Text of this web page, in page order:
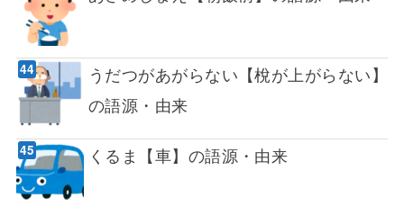
うだつがあがらない【梲が上がらない】
の語源・由来
くるま【車】の語源・由来